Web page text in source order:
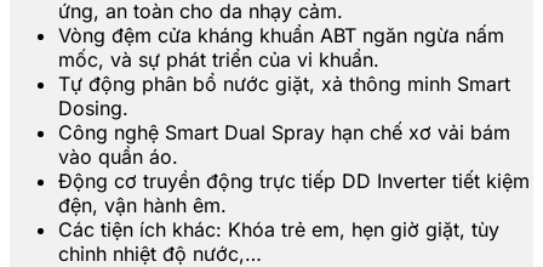
ứng, an toàn cho da nhạy cảm.
Vòng đệm cửa kháng khuẩn ABT ngăn ngừa nấm
mốc, và sự phát triển của vi khuẩn.
Tự động phân bổ nước giặt, xả thông minh Smart
Dosing.
Công nghệ Smart Dual Spray hạn chế xơ vải bám
vào quần áo.
Động cơ truyền động trực tiếp DD Inverter tiết kiệm
đện, vận hành êm.
Các tiện ích khác: Khóa trẻ em, hẹn giờ giặt, tùy
chỉnh nhiệt độ nước,…